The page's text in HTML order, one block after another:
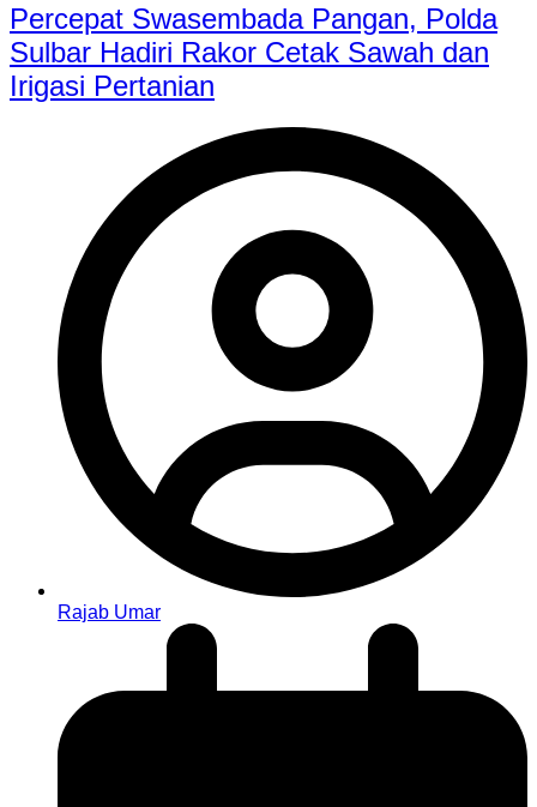
Percepat Swasembada Pangan, Polda
Sulbar Hadiri Rakor Cetak Sawah dan
Irigasi Pertanian
Rajab Umar